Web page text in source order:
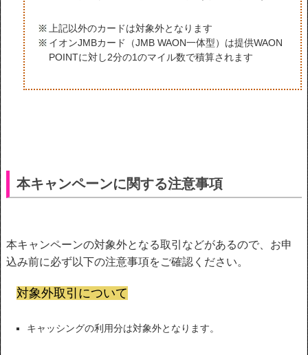
上記以外のカードは対象外となります
イオンJMBカード（JMB WAON一体型）は提供WAON
POINTに対し2分の1のマイル数で積算されます
本キャンペーンに関する注意事項
本キャンペーンの対象外となる取引などがあるので、 お申
込み前に必ず以下の注意事項をご確認ください。
対象外取引について
キャッシングの利用分は対象外となります。